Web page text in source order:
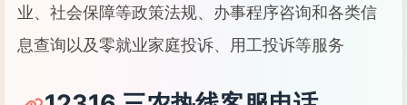
业、社会保障等政策法规、办事程序咨询和各类信
息查询以及零就业家庭投诉、用工投诉等服务